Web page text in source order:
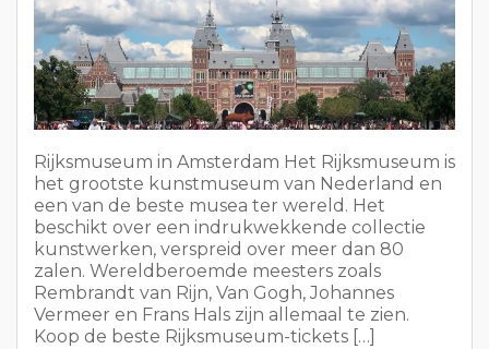
Rijksmuseum in Amsterdam Het Rijksmuseum is
het grootste kunstmuseum van Nederland en
een van de beste musea ter wereld. Het
beschikt over een indrukwekkende collectie
kunstwerken, verspreid over meer dan 80
zalen. Wereldberoemde meesters zoals
Rembrandt van Rijn, Van Gogh, Johannes
Vermeer en Frans Hals zijn allemaal te zien.
Koop de beste Rijksmuseum-tickets […]